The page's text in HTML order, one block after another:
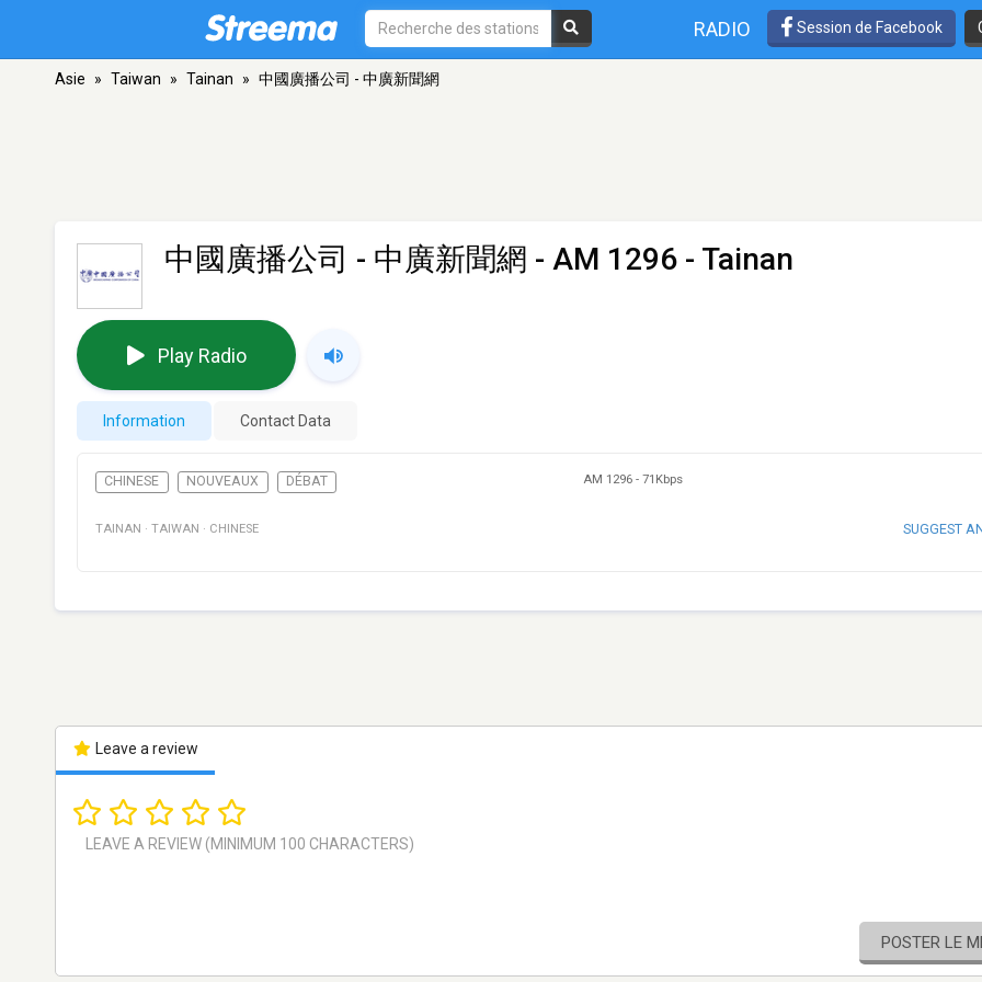
RADIO Session de Facebook
Asie » Taiwan » Tainan » 中國廣播公司 - 中廣新聞網
中國廣播公司 - 中廣新聞網 - AM 1296 - Tainan
Play Radio
Information Contact Data
CHINESE NOUVEAUX DÉBAT AM 1296 - 71Kbps
TAINAN · TAIWAN · CHINESE SUGGEST
Leave a review
POSTER LE